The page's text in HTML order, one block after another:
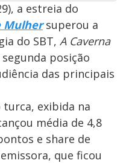
a estreia do
Mulhersuperou a
do SBT, A Caverna
posição
das principais
turca, exibida na
média de 4,8
e share de
que ficou